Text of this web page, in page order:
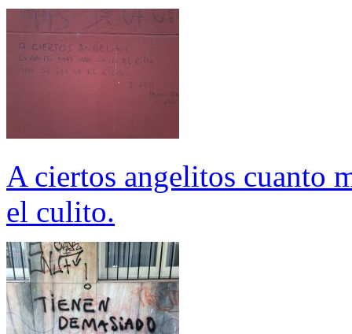
A ciertos angelitos cuanto
el culito.